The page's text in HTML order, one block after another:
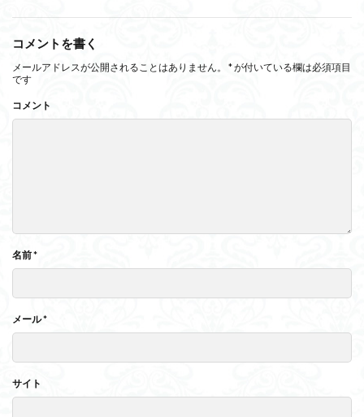
コメントを書く
メールアドレスが公開されることはありません。 *が付いている欄は必須項目
です
コメント
名前*
メール*
サイト